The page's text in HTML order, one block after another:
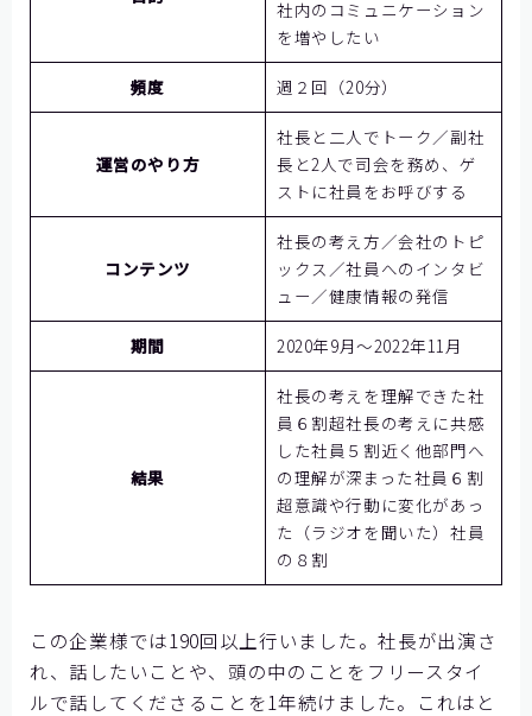
社内のコミュニケーション
を増やしたい
頻度 週２回（20分）
運営のやり方
社長と二人でトーク／副社
長と2人で司会を務め、ゲ
ストに社員をお呼びする
コンテンツ
社長の考え方／会社のトピ
ックス／社員へのインタビ
ュー／健康情報の発信
期間 2020年9月～2022年11月
結果
社長の考えを理解できた社
員６割超社長の考えに共感
した社員５割近く他部門へ
の理解が深まった社員６割
超意識や行動に変化があっ
た（ラジオを聞いた）社員
の８割
この企業様では190回以上行いました。社長が出演さ
れ、話したいことや、頭の中のことをフリースタイ
ルで話してくださることを1年続けました。これはと